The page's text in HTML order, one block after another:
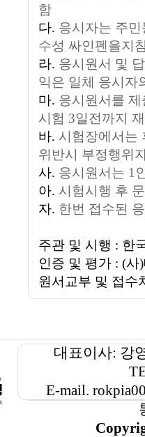
함
다. 응시자는 주
수성 싸인펜을지
라. 응시원서 및
익은 일체 응시자
마. 응시원서를
시험 3일전까지
바. 시험장에서는
위반시 부정행위
사. 응시원서는 1
아. 시험시행 후
자. 한번 접수된
주관 및 시행 : 한
인증 및 평가 : (
원서교부 및 접수
대표이사: 강
E-mail.